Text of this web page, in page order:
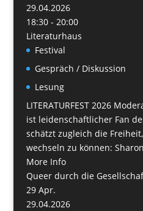
29.04.2026
18:30 - 20:00
Literaturhaus
Festival
Gespräch / Diskussion
Lesung
LITERATURFEST 2026
ist leidenschaftlicher Fan
schätzt zugleich die
wechseln zu können:
More Info
Queer durch die
29 Apr.
29.04.2026